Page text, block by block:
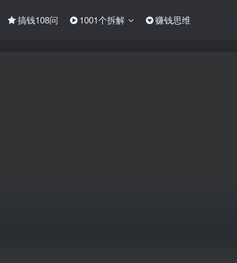
搞钱108问 1001个拆解 赚钱思维